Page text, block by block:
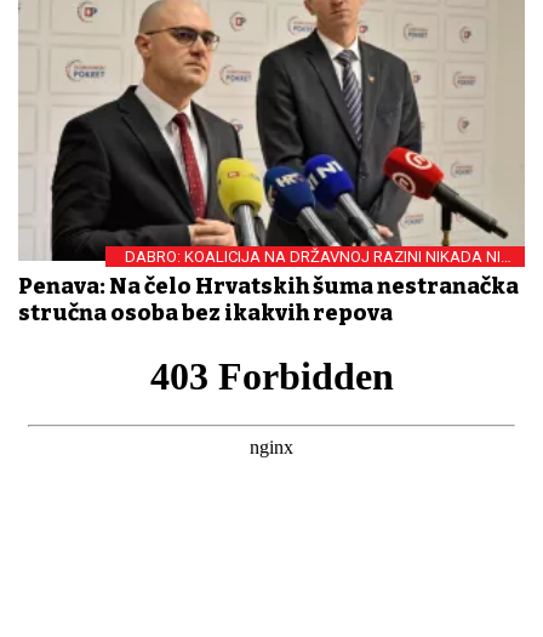
DABRO: KOALICIJA NA DRŽAVNOJ RAZINI NIKADA NIJE
BILA UPITNA
Penava: Na čelo Hrvatskih šuma nestranačka
stručna osoba bez ikakvih repova